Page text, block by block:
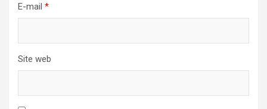
E-mail *
Site web